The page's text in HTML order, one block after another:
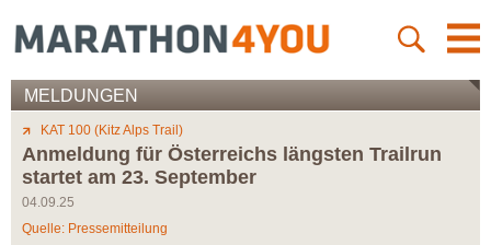
MELDUNGEN
KAT 100 (Kitz Alps Trail)
Anmeldung für Österreichs längsten Trailrun
startet am 23. September
04.09.25
Quelle: Pressemitteilung